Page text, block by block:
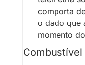
comporta
o dado que
momento
Combustível